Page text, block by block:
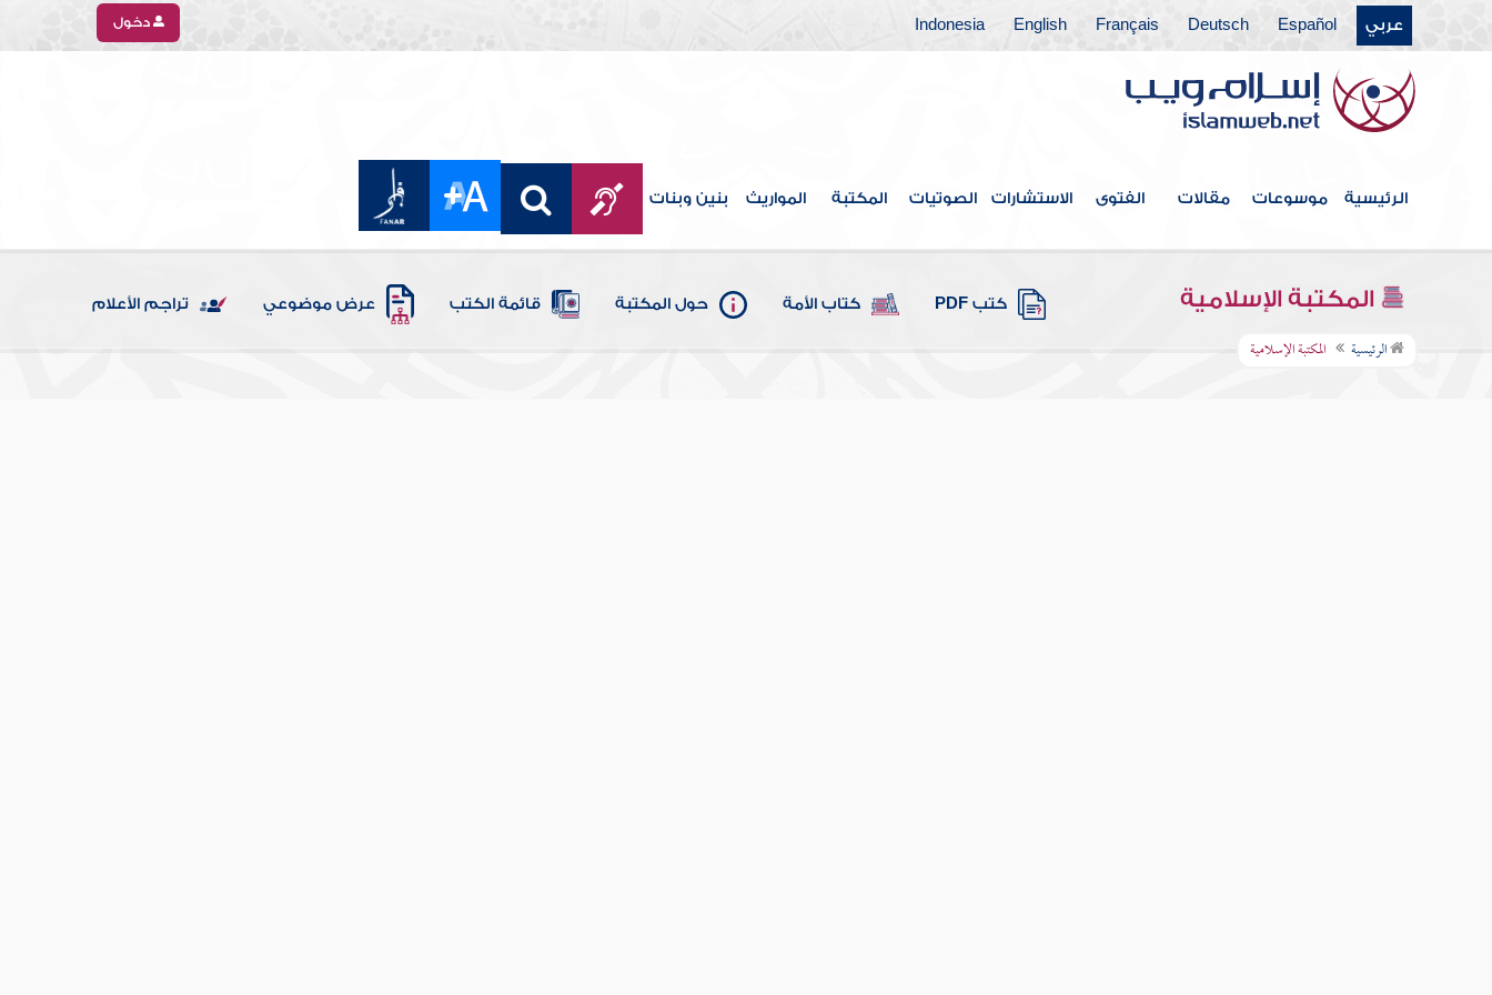
عربي Español
Deutsch
Français
English
Indonesia دخول
الرئيسية موسوعات مقالات الفتوى الاستشارات الصوتيات المكتبة المواريث بنين وبنات
المكتبة الإسلامية كتب PDF كتاب الأمة حول المكتبة قائمة الكتب عرض موضوعي تراجم الأعلام
الرئيسية المكتبة الإسلامية